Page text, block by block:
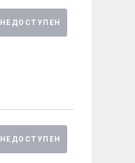
НЕДОСТУПЕН
НЕДОСТУПЕН